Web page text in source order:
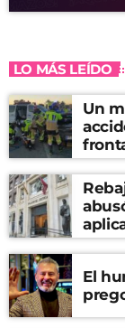
LO MÁS LEÍDO
Un
El